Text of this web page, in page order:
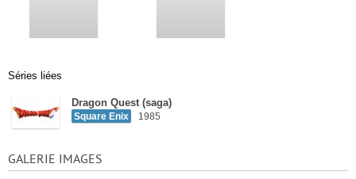
Séries liées
Dragon Quest (saga)
Square Enix 1985
GALERIE IMAGES